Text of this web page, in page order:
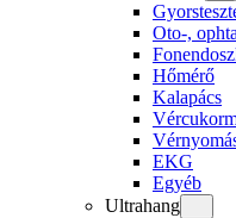
Oto-,
Hőmérő
Kalapács
EKG
Egyéb
Ultrahang